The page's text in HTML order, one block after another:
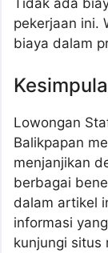
Tidak ada
pekerjaan ini.
biaya dalam
Lowongan
Balikpapan
menjanjikan
berbagai
dalam artikel
informasi
kunjungi situs